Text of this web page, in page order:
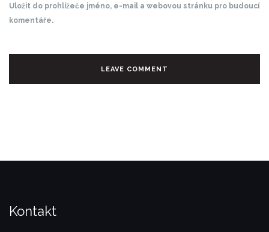
Uložit do prohlížeče jméno, e-mail a webovou stránku pro budoucí
komentáře.
Kontakt